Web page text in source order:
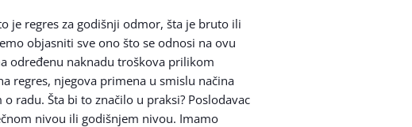
je regres za godišnji odmor, šta je bruto ili
objasniti sve ono što se odnosi na ovu
određenu naknadu troškova prilikom
regres, njegova primena u smislu načina
radu. Šta bi to značilo u praksi? Poslodavac
nivou ili godišnjem nivou. Imamo